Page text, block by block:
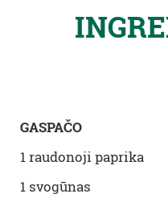
GASPAČO
1 raudonoji paprika
1 svogūnas